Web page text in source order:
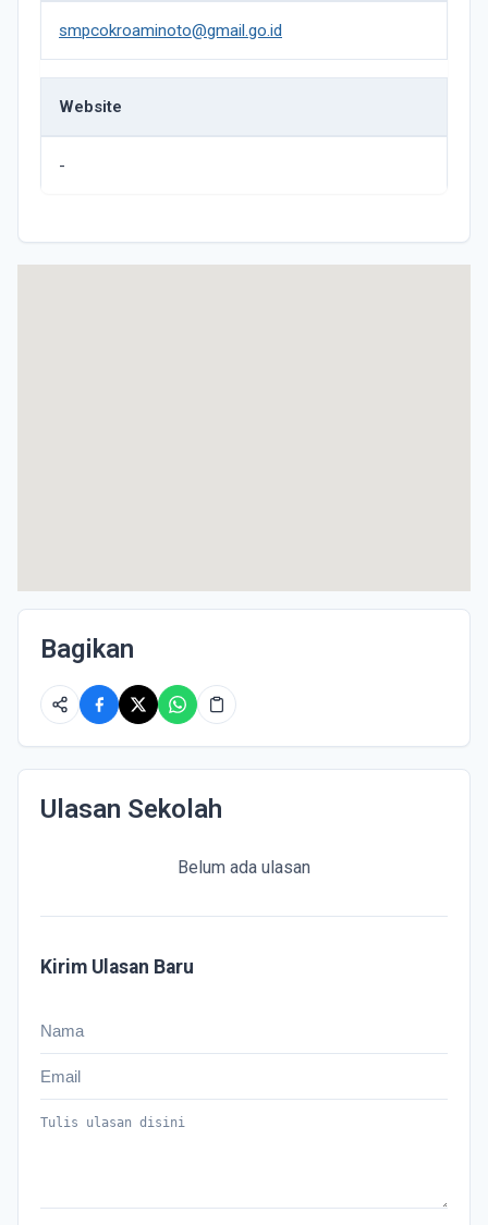
smpcokroaminoto@gmail.go.id
Website
-
Bagikan
Ulasan Sekolah
Belum ada ulasan
Kirim Ulasan Baru